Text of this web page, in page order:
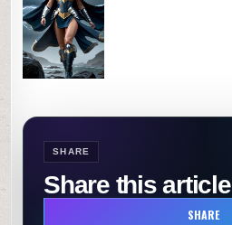
SHARE
Share this article
SHARE